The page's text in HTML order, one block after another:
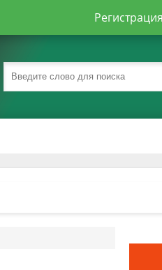
Регистрация